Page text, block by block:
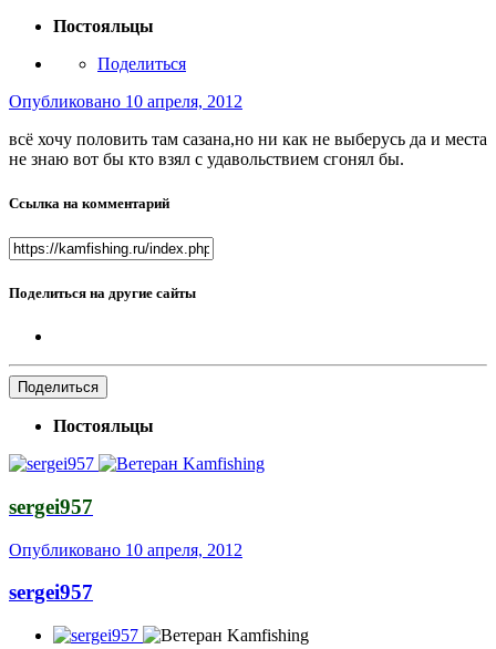
Постояльцы
Поделиться
Опубликовано 10 апреля, 2012
всё хочу половить там сазана,но ни как не выберусь да и места
не знаю вот бы кто взял с удавольствием сгонял бы.
Ссылка на комментарий
Поделиться на другие сайты
Поделиться
Постояльцы
sergei957
Опубликовано 10 апреля, 2012
sergei957